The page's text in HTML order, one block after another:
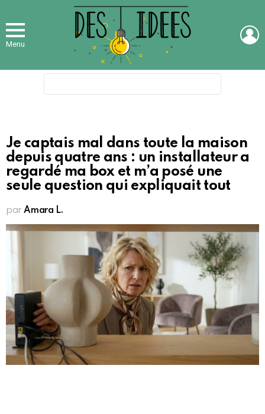
Menu
Je captais mal dans toute la maison
depuis quatre ans : un installateur a
regardé ma box et m’a posé une
seule question qui expliquait tout
par Amara L.